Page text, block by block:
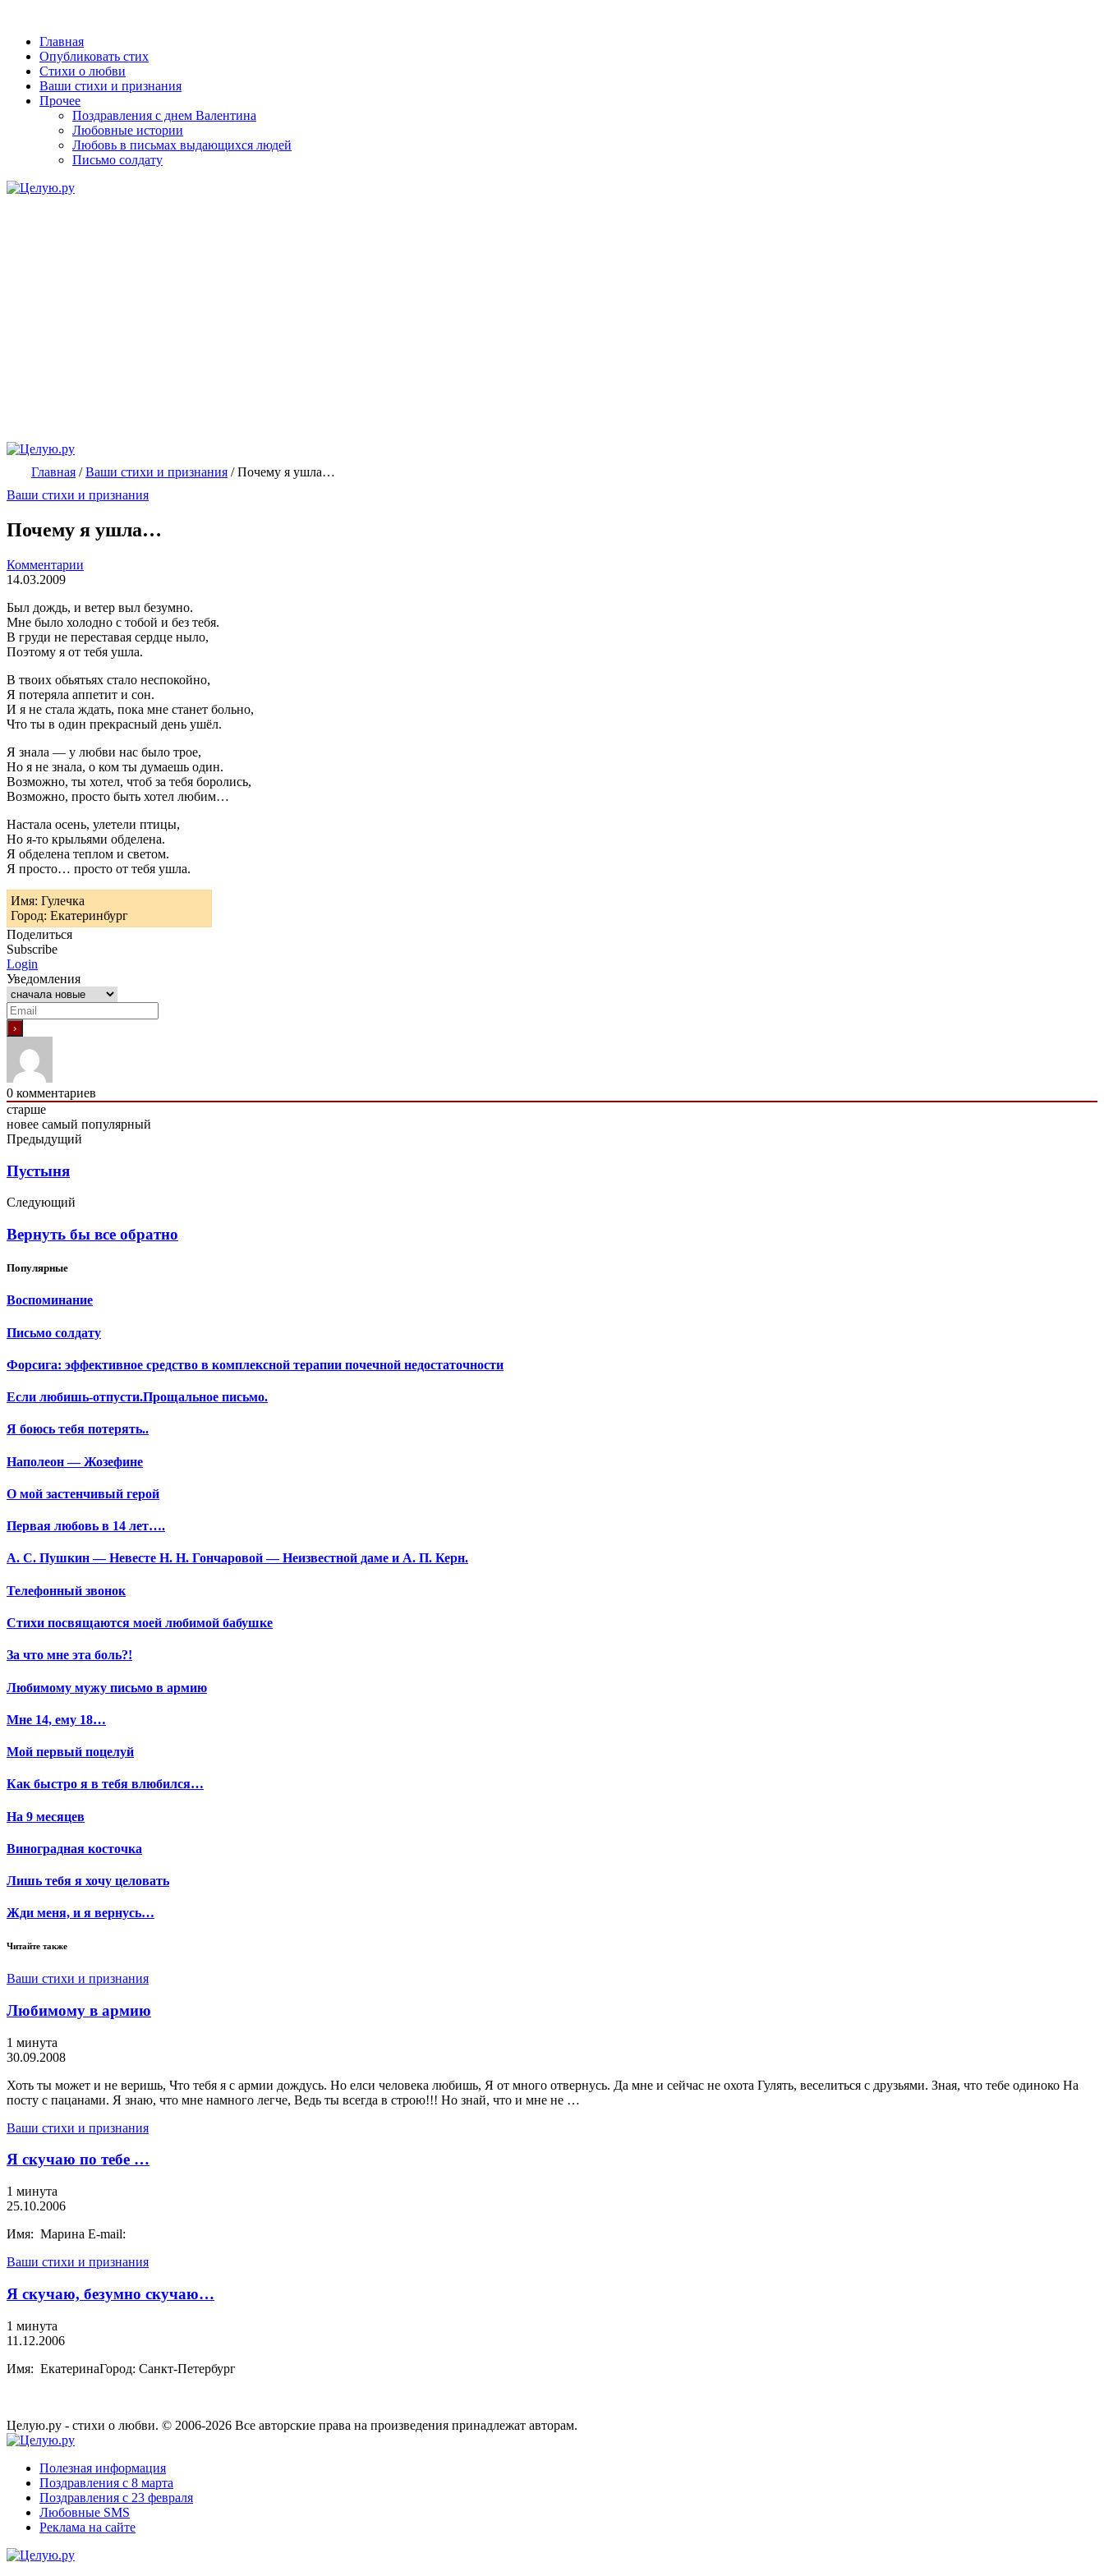
Главная
Опубликовать стих
Стихи о любви
Ваши стихи и признания
Прочее
Поздравления с днем Валентина
Любовные истории
Любовь в письмах выдающихся людей
Письмо солдату
Главная /Ваши стихи и признания /Почему я ушла…
Ваши стихи и признания
Почему я ушла…
Комментарии
14.03.2009
Был дождь, и ветер выл безумно.
Мне было холодно с тобой и без тебя.
В груди не переставая сердце ныло,
Поэтому я от тебя ушла.
В твоих обьятьях стало неспокойно,
Я потеряла аппетит и сон.
И я не стала ждать, пока мне станет больно,
Что ты в один прекрасный день ушёл.
Я знала — у любви нас было трое,
Но я не знала, о ком ты думаешь один.
Возможно, ты хотел, чтоб за тебя боролись,
Возможно, просто быть хотел любим…
Настала осень, улетели птицы,
Но я-то крыльями обделена.
Я обделена теплом и светом.
Я просто… просто от тебя ушла.
Имя: Гулечка
Город: Екатеринбург
Поделиться
Subscribe
Login
Уведомления
0 комментариев
старше
новее самый популярный
Предыдущий
Пустыня
Следующий
Вернуть бы все обратно
Популярные
Воспоминание
Письмо солдату
Форсига: эффективное средство в комплексной терапии почечной недостаточности
Если любишь-отпусти.Прощальное письмо.
Я боюсь тебя потерять..
Наполеон — Жозефине
О мой застенчивый герой
Первая любовь в 14 лет….
А. С. Пушкин — Невесте Н. Н. Гончаровой — Неизвестной даме и А. П. Керн.
Телефонный звонок
Стихи посвящаются моей любимой бабушке
За что мне эта боль?!
Любимому мужу письмо в армию
Мне 14, ему 18…
Мой первый поцелуй
Как быстро я в тебя влюбился…
На 9 месяцев
Виноградная косточка
Лишь тебя я хочу целовать
Жди меня, и я вернусь…
Читайте также
Ваши стихи и признания
Любимому в армию
1 минута
30.09.2008
Хоть ты может и не веришь, Что тебя я с армии дождусь. Но елси человека любишь, Я от много отвернусь. Да мне и сейчас не охота Гулять, веселиться с друзьями. Зная, что тебе одиноко На
посту с пацанами. Я знаю, что мне намного легче, Ведь ты всегда в строю!!! Но знай, что и мне не …
Ваши стихи и признания
Я скучаю по тебе …
1 минута
25.10.2006
Имя: Марина E-mail:
Ваши стихи и признания
Я скучаю, безумно скучаю…
1 минута
11.12.2006
Имя: ЕкатеринаГород: Санкт-Петербург
Целую.ру - стихи о любви. © 2006-2026 Все авторские права на произведения принадлежат авторам.
Полезная информация
Поздравления с 8 марта
Поздравления с 23 февраля
Любовные SMS
Реклама на сайте